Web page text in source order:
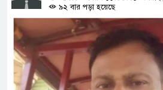
৯২ বার পড়া হয়েছে